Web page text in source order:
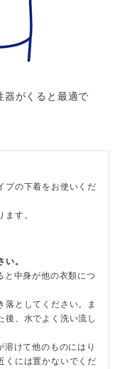
がくると最適で
プの下着をお使いくだ
す。
。
中身が他の衣類につ
落としてください。ま
後、水でよく洗い流し
けて他のものにはり
くには置かないでくだ